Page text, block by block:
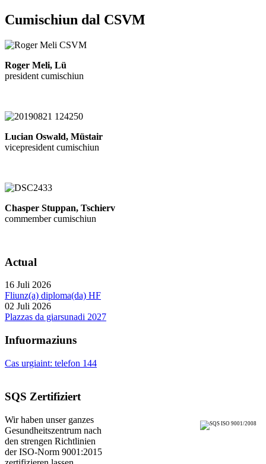
Cumischiun dal CSVM
Roger Meli, Lü
president cumischiun
Lucian Oswald, Müstair
vicepresident cumischiun
Chasper Stuppan, Tschierv
commember cumischiun
Actual
16 Juli 2026
Fliunz(a) diploma(da) HF
02 Juli 2026
Plazzas da giarsunadi 2027
Infuormaziuns
Cas urgiaint: telefon 144
SQS Zertifiziert
Wir haben unser ganzes
Gesundheitszentrum nach
den strengen Richtlinien
der ISO-Norm 9001:2015